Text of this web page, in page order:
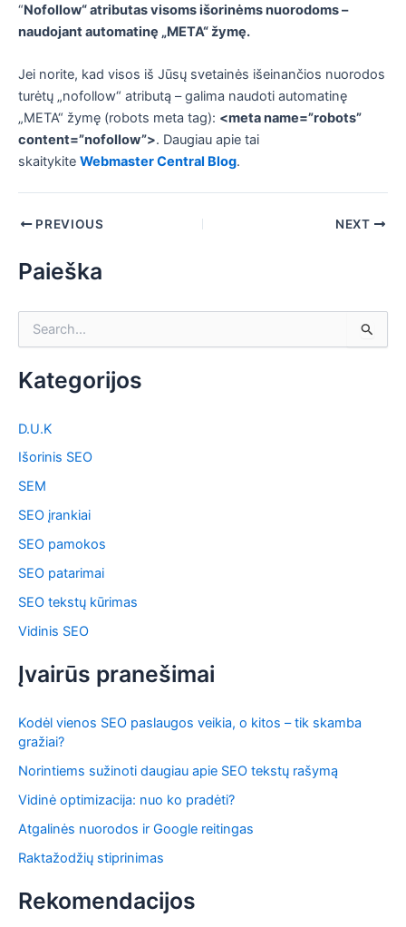
“Nofollow“ atributas visoms išorinėms nuorodoms –
naudojant automatinę „META“ žymę.
Jei norite, kad visos iš Jūsų svetainės išeinančios nuorodos
turėtų „nofollow“ atributą – galima naudoti automatinę
„META“ žymę (robots meta tag): <meta name=”robots”
content=”nofollow”>. Daugiau apie tai
skaitykite Webmaster Central Blog.
PREVIOUS NEXT
Paieška
e
f
o
:
Kategorijos
D.U.K
Išorinis SEO
SEM
SEO įrankiai
SEO pamokos
SEO patarimai
SEO tekstų kūrimas
Vidinis SEO
Įvairūs pranešimai
Kodėl vienos SEO paslaugos veikia, o kitos – tik skamba
gražiai?
Norintiems sužinoti daugiau apie SEO tekstų rašymą
Vidinė optimizacija: nuo ko pradėti?
Atgalinės nuorodos ir Google reitingas
Raktažodžių stiprinimas
Rekomendacijos